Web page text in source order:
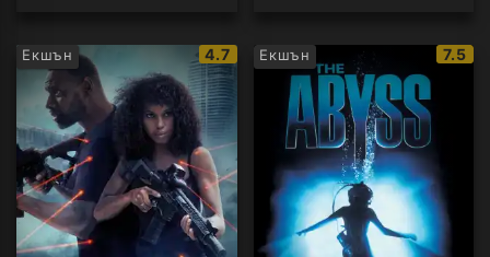
Екшън
IMDb
рейтинг:
4.7 Екшън
IMDb
7.5